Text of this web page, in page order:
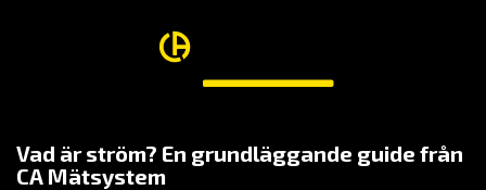
Vad är ström? En grundläggande guide från
CA Mätsystem